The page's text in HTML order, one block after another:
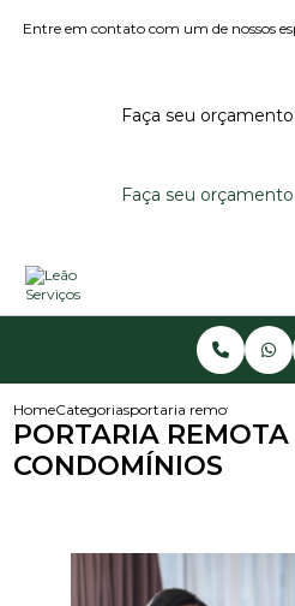
Entre em contato com um de nossos
Faça seu
Faça seu
HomeCategoriasportaria remota para
PORTARIA
CONDOMÍNIOS